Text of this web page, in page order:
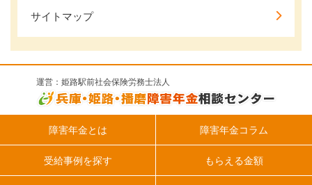
サイトマップ
運営：姫路駅前社会保険労務士法人
障害年金とは 障害年金コラム
受給事例を探す もらえる金額